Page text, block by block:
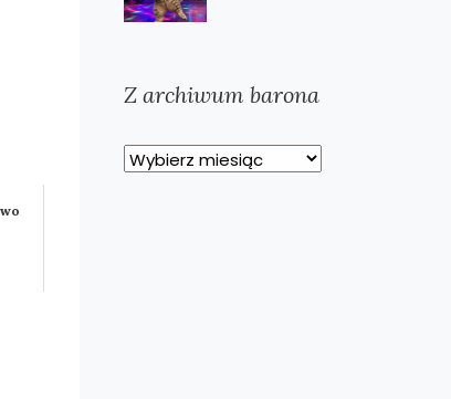
Z archiwum barona
Z